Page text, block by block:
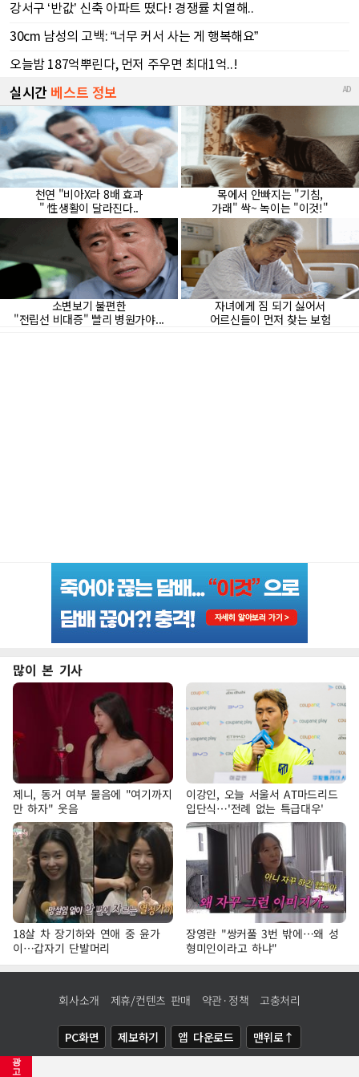
광
고
많이 본 기사
제니, 동거 여부 물음에 "여기까지
만 하자" 웃음
이강인, 오늘 서울서 AT마드리드
입단식…'전례 없는 특급대우'
18살 차 장기하와 연애 중 윤가
이…갑자기 단발머리
장영란 "쌍커풀 3번 밖에…왜 성
형미인이라고 하냐"
회사소개 제휴/컨텐츠 판매 약관·정책 고충처리
PC화면 제보하기 앱 다운로드 맨위로↑